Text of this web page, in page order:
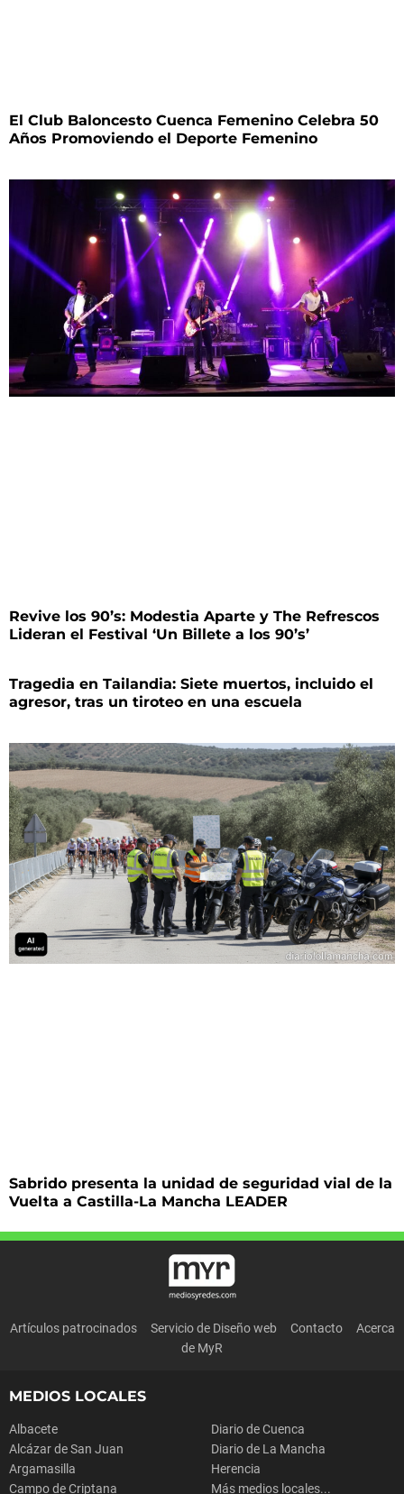
El Club Baloncesto Cuenca Femenino Celebra 50
Años Promoviendo el Deporte Femenino
Revive los 90’s: Modestia Aparte y The Refrescos
Lideran el Festival ‘Un Billete a los 90’s’
Tragedia en Tailandia: Siete muertos, incluido el
agresor, tras un tiroteo en una escuela
Sabrido presenta la unidad de seguridad vial de la
Vuelta a Castilla-La Mancha LEADER
Artículos patrocinados Servicio de Diseño web Contacto
Acerca
de MyR
MEDIOS LOCALES
Albacete
Alcázar de San Juan
Argamasilla
Campo de Criptana
Diario de Cuenca
Diario de La Mancha
Herencia
Más medios locales...